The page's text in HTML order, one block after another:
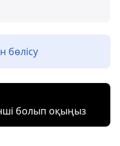
бөлісу
болып оқыңыз